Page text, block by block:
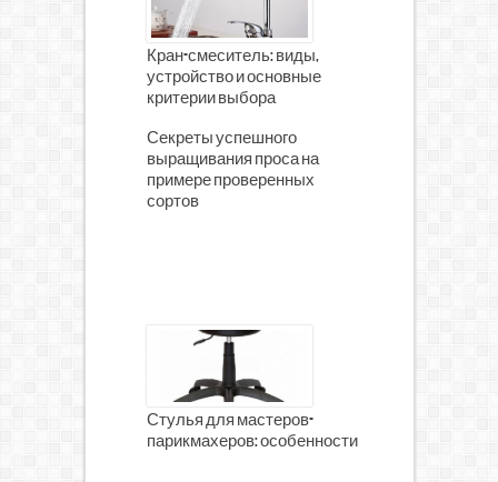
Кран-смеситель: виды,
устройство и основные
критерии выбора
Секреты успешного
выращивания проса на
примере проверенных
сортов
Стулья для мастеров-
парикмахеров: особенности